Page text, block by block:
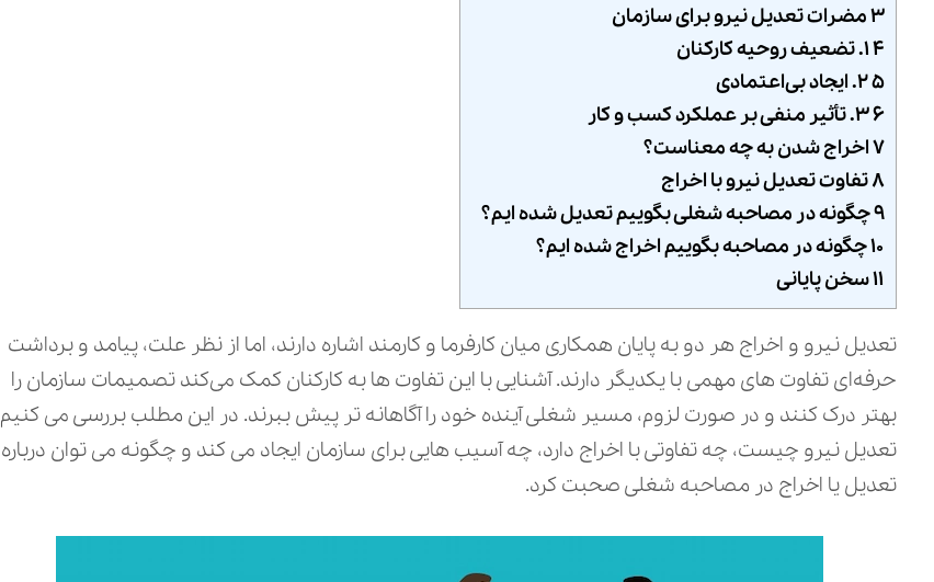
۳ مضرات تعدیل نیرو برای سازمان
۴ ۱. تضعیف روحیه کارکنان
۵ ۲. ایجاد بی‌اعتمادی
۶ ۳. تأثیر منفی بر عملکرد کسب‌ و کار
۷ اخراج شدن به چه معناست؟
۸ تفاوت تعدیل نیرو با اخراج
۹ چگونه در مصاحبه شغلی بگوییم تعدیل شده‌ ایم؟
۱۰ چگونه در مصاحبه بگوییم اخراج شده‌ ایم؟
۱۱ سخن پایانی
تعدیل نیرو و اخراج هر دو به پایان همکاری میان کارفرما و کارمند اشاره دارند، اما از نظر علت، پیامد و برداشت
حرفه‌ای تفاوت‌ های مهمی با یکدیگر دارند. آشنایی با این تفاوت‌ ها به کارکنان کمک می‌کند تصمیمات سازمان را
بهتر درک کنند و در صورت لزوم، مسیر شغلی آینده خود را آگاهانه‌ تر پیش ببرند. در این مطلب بررسی می‌ کنیم
تعدیل نیرو چیست، چه تفاوتی با اخراج دارد، چه آسیب‌ هایی برای سازمان ایجاد می‌ کند و چگونه می‌ توان درباره
تعدیل یا اخراج در مصاحبه شغلی صحبت کرد.